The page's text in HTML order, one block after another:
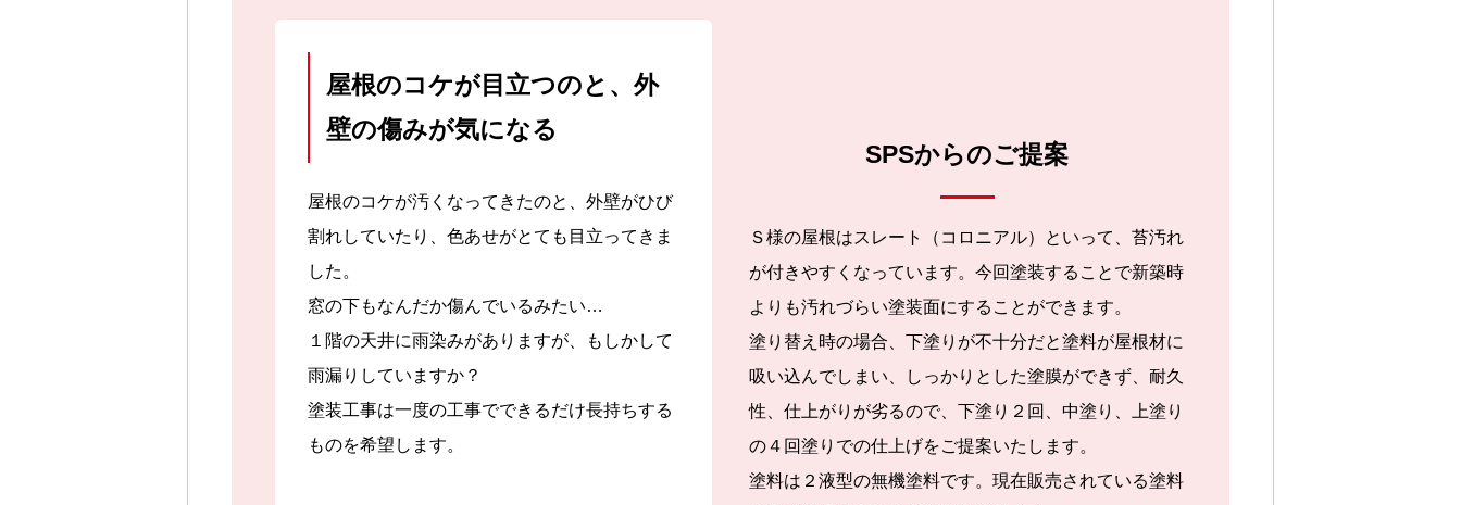
屋根のコケが目立つのと、外
壁の傷みが気になる
屋根のコケが汚くなってきたのと、外壁がひび
割れしていたり、色あせがとても目立ってきま
した。
窓の下もなんだか傷んでいるみたい…
１階の天井に雨染みがありますが、もしかして
雨漏りしていますか？
塗装工事は一度の工事でできるだけ長持ちする
ものを希望します。
SPSからのご提案
Ｓ様の屋根はスレート（コロニアル）といって、苔汚れ
が付きやすくなっています。今回塗装することで新築時
よりも汚れづらい塗装面にすることができます。
塗り替え時の場合、下塗りが不十分だと塗料が屋根材に
吸い込んでしまい、しっかりとした塗膜ができず、耐久
性、仕上がりが劣るので、下塗り２回、中塗り、上塗り
の４回塗りでの仕上げをご提案いたします。
塗料は２液型の無機塗料です。現在販売されている塗料